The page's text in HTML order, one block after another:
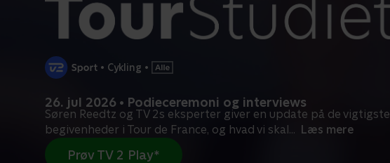
• Cykling •
26. jul 2026 • Podieceremoni og interviews
Søren Reedtz og TV 2s eksperter giver en update på de vigtigste
begivenheder i Tour de France, og hvad vi skal... Læs mere
Prøv TV 2 Play*